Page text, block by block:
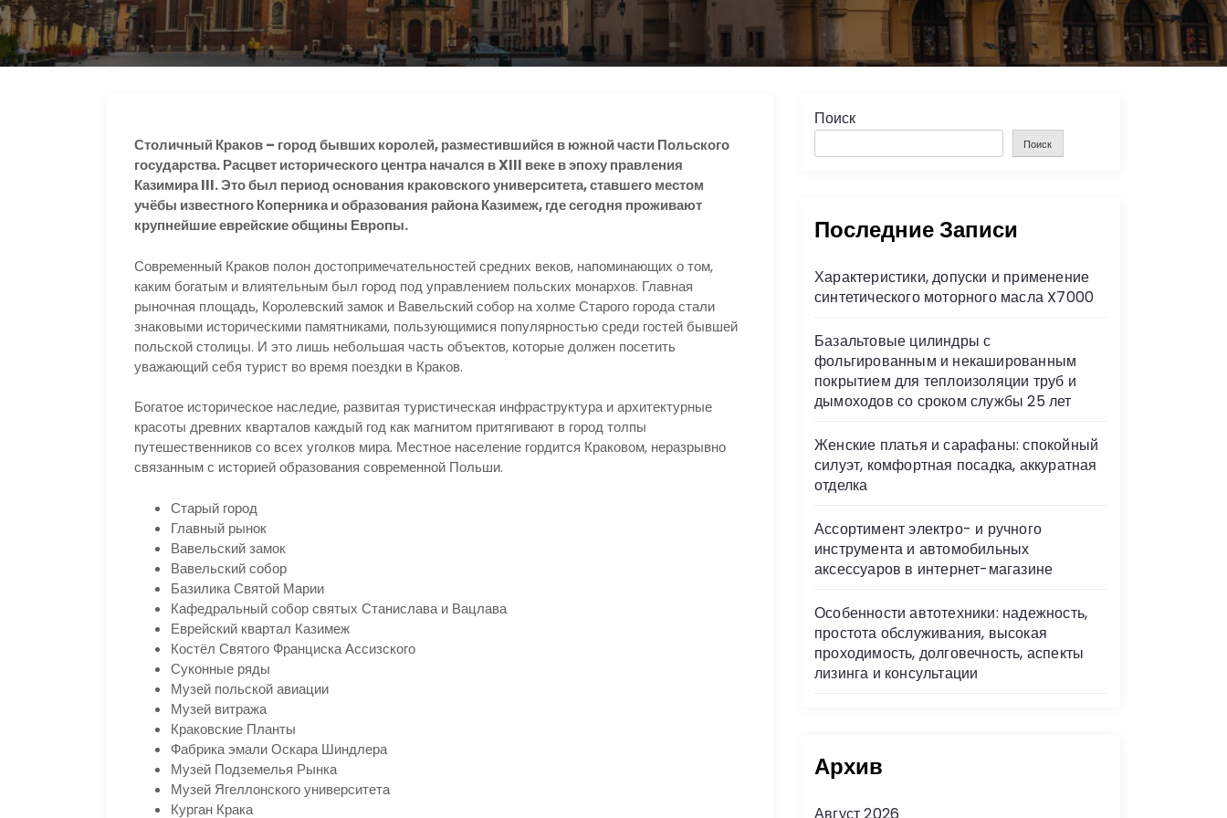
Столичный Краков – город бывших королей, разместившийся в южной части Польского
государства. Расцвет исторического центра начался в XIII веке в эпоху правления
Казимира III. Это был период основания краковского университета, ставшего местом
учёбы известного Коперника и образования района Казимеж, где сегодня проживают
крупнейшие еврейские общины Европы.
Современный Краков полон достопримечательностей средних веков, напоминающих о том,
каким богатым и влиятельным был город под управлением польских монархов. Главная
рыночная площадь, Королевский замок и Вавельский собор на холме Старого города стали
знаковыми историческими памятниками, пользующимися популярностью среди гостей бывшей
польской столицы. И это лишь небольшая часть объектов, которые должен посетить
уважающий себя турист во время поездки в Краков.
Богатое историческое наследие, развитая туристическая инфраструктура и архитектурные
красоты древних кварталов каждый год как магнитом притягивают в город толпы
путешественников со всех уголков мира. Местное население гордится Краковом, неразрывно
связанным с историей образования современной Польши.
Старый город
Главный рынок
Вавельский замок
Вавельский собор
Базилика Святой Марии
Кафедральный собор святых Станислава и Вацлава
Еврейский квартал Казимеж
Костёл Святого Франциска Ассизского
Суконные ряды
Музей польской авиации
Музей витража
Краковские Планты
Фабрика эмали Оскара Шиндлера
Музей Подземелья Рынка
Музей Ягеллонского университета
Курган Крака
Поиск
Поиск
Последние Записи
Характеристики, допуски и применение
синтетического моторного масла X7000
Базальтовые цилиндры с
фольгированным и некашированным
покрытием для теплоизоляции труб и
дымоходов со сроком службы 25 лет
Женские платья и сарафаны: спокойный
силуэт, комфортная посадка, аккуратная
отделка
Ассортимент электро- и ручного
инструмента и автомобильных
аксессуаров в интернет-магазине
Особенности автотехники: надежность,
простота обслуживания, высокая
проходимость, долговечность, аспекты
лизинга и консультации
Архив
n
i
r
a
а
в